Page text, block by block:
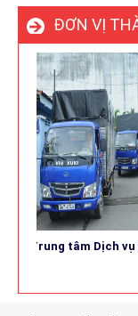
ĐƠN VỊ
Trung tâm Dịch vụ